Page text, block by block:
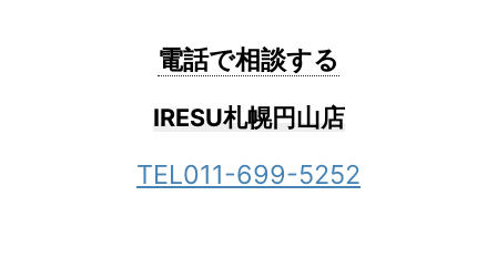
電話で相談する
IRESU札幌円山店
TEL011-699-5252